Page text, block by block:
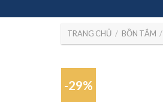
TRANG CHỦ / BỒN TẮM /
-29%